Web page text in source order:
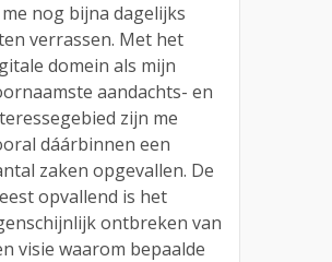
nog bijna dagelijks
verrassen. Met het
domein als mijn
aandachts- en
zijn me
dáárbinnen een
zaken opgevallen. De
opvallend is het
ontbreken van
visie waarom bepaalde